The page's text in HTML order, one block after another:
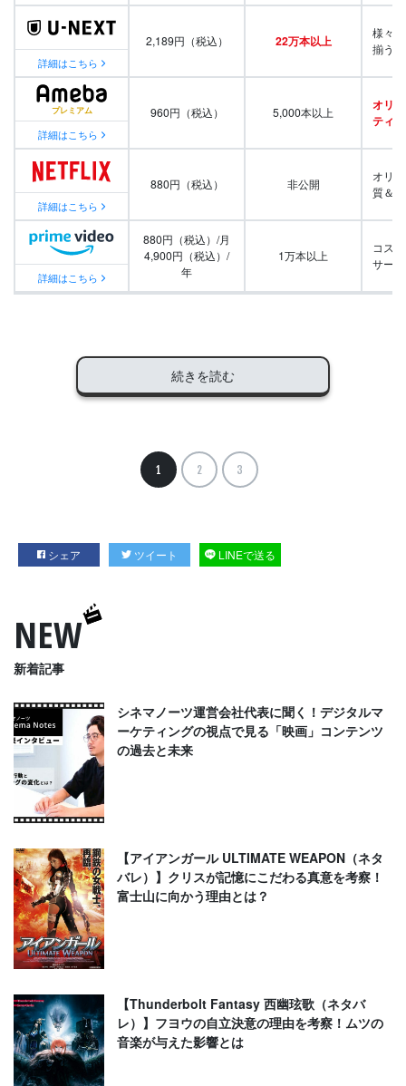
詳細はこちら
2,189円（税込） 22万本以上
様々
揃う
詳細はこちら
960円（税込） 5,000本以上
オリ
ティ
詳細はこちら
880円（税込） 非公開
オリ
質＆
詳細はこちら
880円（税込）/月
4,900円（税込）/
年
1万本以上
コス
サー
続きを読む
1 2 3
シェア ツイート LINEで送る
NEW
新着記事
シネマノーツ運営会社代表に聞く！デジタルマ
ーケティングの視点で見る「映画」コンテンツ
の過去と未来
【アイアンガール ULTIMATE WEAPON（ネタ
バレ）】クリスが記憶にこだわる真意を考察！
富士山に向かう理由とは？
【Thunderbolt Fantasy 西幽玹歌（ネタバ
レ）】フヨウの自立決意の理由を考察！ムツの
音楽が与えた影響とは